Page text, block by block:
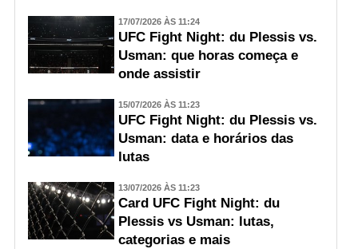
17/07/2026 ÀS 11:24
UFC Fight Night: du Plessis vs.
Usman: que horas começa e
onde assistir
15/07/2026 ÀS 11:23
UFC Fight Night: du Plessis vs.
Usman: data e horários das
lutas
13/07/2026 ÀS 11:23
Card UFC Fight Night: du
Plessis vs Usman: lutas,
categorias e mais